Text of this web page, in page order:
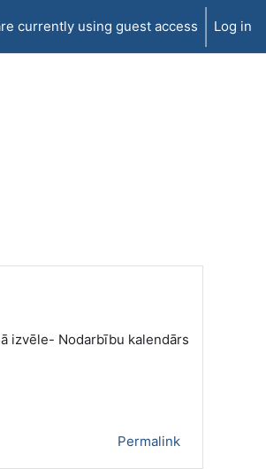
currently using guest access Log in
izvēle- Nodarbību kalendārs
Permalink